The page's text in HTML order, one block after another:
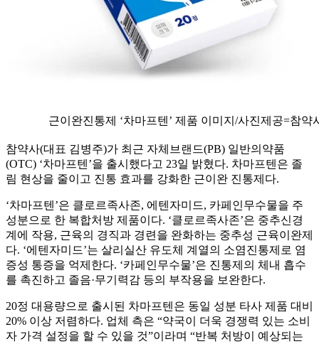
근이완진통제 ‘차마프텐’ 제품 이미지/사진제공=참약
참약사(대표 김병주)가 최근 자체브랜드(PB) 일반의약품
(OTC) ‘차마프텐’을 출시했다고 23일 밝혔다. 차마프텐은 졸
림 현상을 줄이고 진통 효과를 강화한 근이완 진통제다.
‘차마프텐’은 클로르족사존, 에텐자미드, 카페인무수물을 주
성분으로 한 복합처방 제품이다. ‘클로르족사존’은 중추신경
계에 작용, 근육의 경직과 경련을 완화하는 중추성 근육이완제
다. ‘에텐자미드’는 살리실산 유도체 계열의 소염진통제로 염
증성 통증을 억제한다. ‘카페인무수물’은 진통제의 체내 흡수
를 촉진하고 졸음·무기력감 등의 부작용을 보완한다.
20정 대용량으로 출시된 차마프텐은 동일 성분 타사 제품 대비
20% 이상 저렴하다. 업체 측은 “약국이 더욱 경쟁력 있는 소비
자 가격 설정을 할 수 있을 것”이라며 “반복 처방이 예상되는